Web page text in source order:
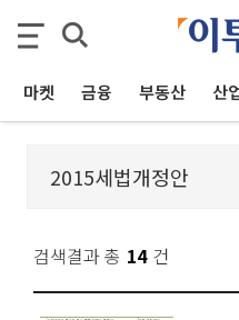
마켓 금융 부동산 산
검색결과 총 14 건